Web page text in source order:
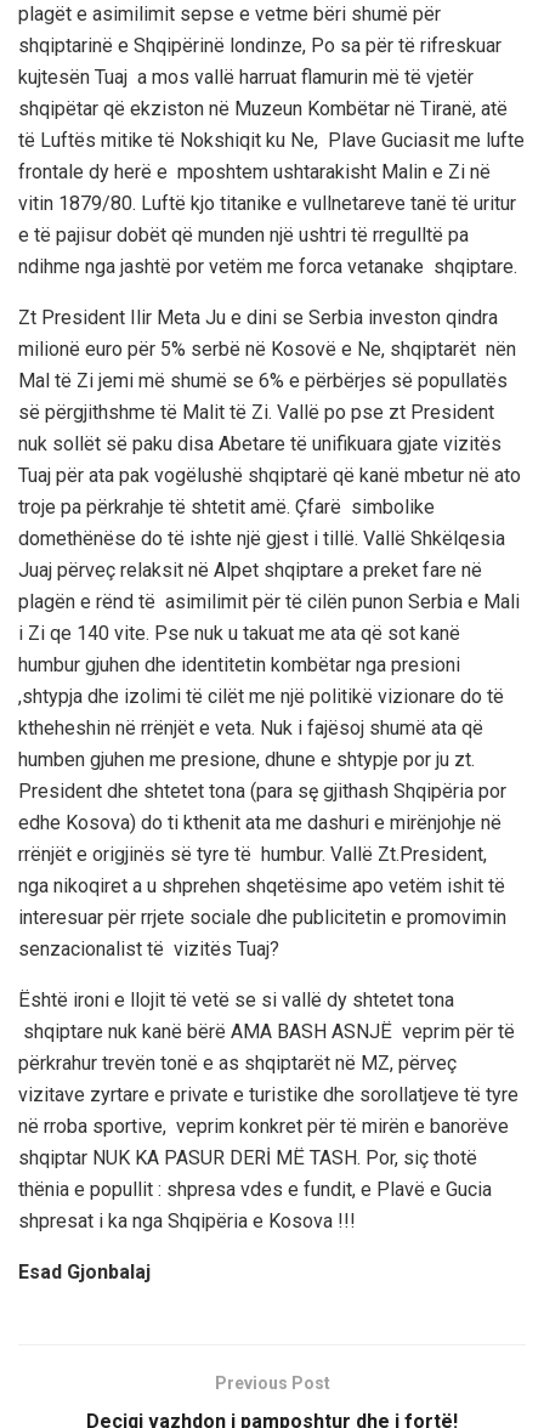
plagët e asimilimit sepse e vetme bëri shumë për
shqiptarinë e Shqipërinë londinze, Po sa për të rifreskuar
kujtesën Tuaj a mos vallë harruat flamurin më të vjetër
shqipëtar që ekziston në Muzeun Kombëtar në Tiranë, atë
të Luftës mitike të Nokshiqit ku Ne, Plave Guciasit me lufte
frontale dy herë e mposhtem ushtarakisht Malin e Zi në
vitin 1879/80. Luftë kjo titanike e vullnetareve tanë të uritur
e të pajisur dobët që munden një ushtri të rregulltë pa
ndihme nga jashtë por vetëm me forca vetanake shqiptare.
Zt President Ilir Meta Ju e dini se Serbia investon qindra
milionë euro për 5% serbë në Kosovë e Ne, shqiptarët nën
Mal të Zi jemi më shumë se 6% e përbërjes së popullatës
së përgjithshme të Malit të Zi. Vallë po pse zt President
nuk sollët së paku disa Abetare të unifikuara gjate vizitës
Tuaj për ata pak vogëlushë shqiptarë që kanë mbetur në ato
troje pa përkrahje të shtetit amë. Çfarë simbolike
domethënëse do të ishte një gjest i tillë. Vallë Shkëlqesia
Juaj përveç relaksit në Alpet shqiptare a preket fare në
plagën e rënd të asimilimit për të cilën punon Serbia e Mali
i Zi qe 140 vite. Pse nuk u takuat me ata që sot kanë
humbur gjuhen dhe identitetin kombëtar nga presioni
,shtypja dhe izolimi të cilët me një politikë vizionare do të
ktheheshin në rrënjët e veta. Nuk i fajësoj shumë ata që
humben gjuhen me presione, dhune e shtypje por ju zt.
President dhe shtetet tona (para sę gjithash Shqipëria por
edhe Kosova) do ti kthenit ata me dashuri e mirënjohje në
rrënjët e origjinës së tyre të humbur. Vallë Zt.President,
nga nikoqiret a u shprehen shqetësime apo vetëm ishit të
interesuar për rrjete sociale dhe publicitetin e promovimin
senzacionalist të vizitës Tuaj?
Është ironi e llojit të vetë se si vallë dy shtetet tona
shqiptare nuk kanë bërë AMA BASH ASNJË veprim për të
përkrahur trevën tonë e as shqiptarët në MZ, përveç
vizitave zyrtare e private e turistike dhe sorollatjeve të tyre
në rroba sportive, veprim konkret për të mirën e banorëve
shqiptar NUK KA PASUR DERİ MË TASH. Por, siç thotë
thënia e popullit : shpresa vdes e fundit, e Plavë e Gucia
shpresat i ka nga Shqipëria e Kosova !!!
Esad Gjonbalaj
Previous Post
Deçiqi vazhdon i pamposhtur dhe i fortë!